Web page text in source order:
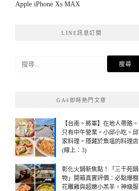
Apple iPhone Xs MAX
LINE訊息訂閱
搜
GA4即時熱門文章
【台南。將軍】在地人帶路。
只有中午營業。小邱小吃。邱
家料理。隱藏於魚塭的料理店
(線上：3)
彰化火鍋新焦點！「三千苑鍋
物」開箱真實評價：必點爆棚
花雕雞與超嫩小羔羊，神級服